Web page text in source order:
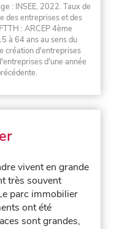
: INSEE, 2022. Taux de
des entreprises et des
: ARCEP 4ème
à 64 ans au sens du
création d'entreprises
d'une année
vivent en grande
très souvent
parc immobilier
ont été
sont grandes,